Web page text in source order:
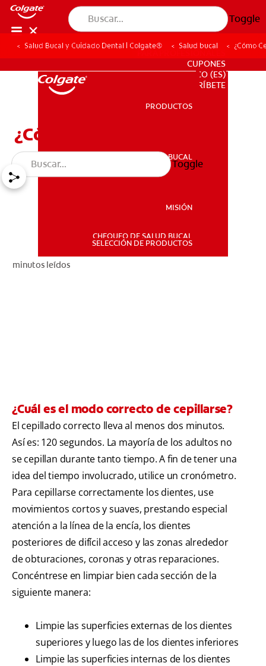
Toggle
SALUD BUCAL
SUSCRÍBETE
PARA PROFESIONALES
CUPONES
CO (ES)
SUSCRÍBETE
PRODUCTOS
SALUD BUCAL
MISIÓN
CHEQUEO DE SALUD BUCAL
SELECCIÓN DE PRODUCTOS
Toggle
Salud Bucal y Cuidado Dental | Colgate® Salud bucal ¿Cómo
¿Cómo Cepillarse?
minutos leídos
¿Cuál es el modo correcto de cepillarse?
El cepillado correcto lleva al menos dos minutos.
Así es: 120 segundos. La mayoría de los adultos no
se cepillan durante tanto tiempo. A fin de tener una
idea del tiempo involucrado, utilice un cronómetro.
Para cepillarse correctamente los dientes, use
movimientos cortos y suaves, prestando especial
atención a la línea de la encía, los dientes
posteriores de difícil acceso y las zonas alrededor
de obturaciones, coronas y otras reparaciones.
Concéntrese en limpiar bien cada sección de la
siguiente manera:
Limpie las superficies externas de los dientes
superiores y luego las de los dientes inferiores
Limpie las superficies internas de los dientes